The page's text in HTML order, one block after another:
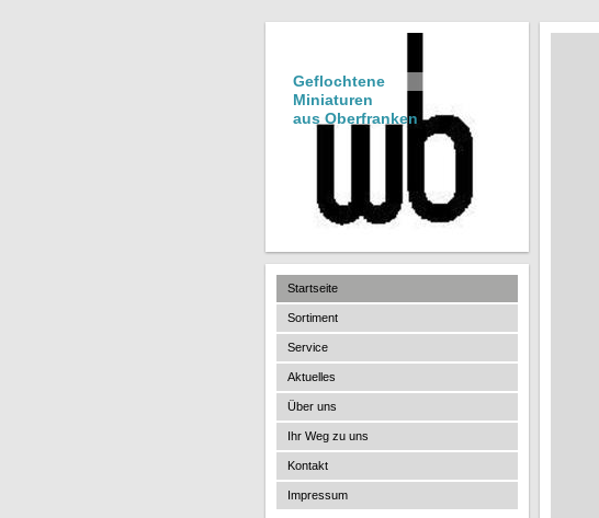
Geflochtene
Miniaturen
aus Oberfranken
Startseite
Sortiment
Service
Aktuelles
Über uns
Ihr Weg zu uns
Kontakt
Impressum